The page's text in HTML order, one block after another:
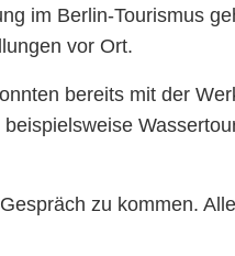
im Berlin-Tourismus
vor Ort.
bereits mit der
zu kommen.